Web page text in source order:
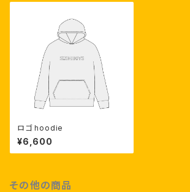
ロゴ hoodie
¥6,600
その他の商品